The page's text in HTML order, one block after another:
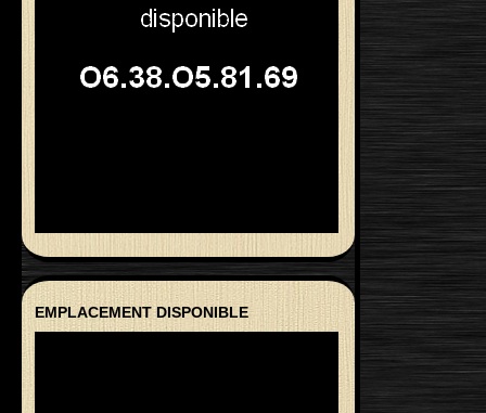
EMPLACEMENT DISPONIBLE